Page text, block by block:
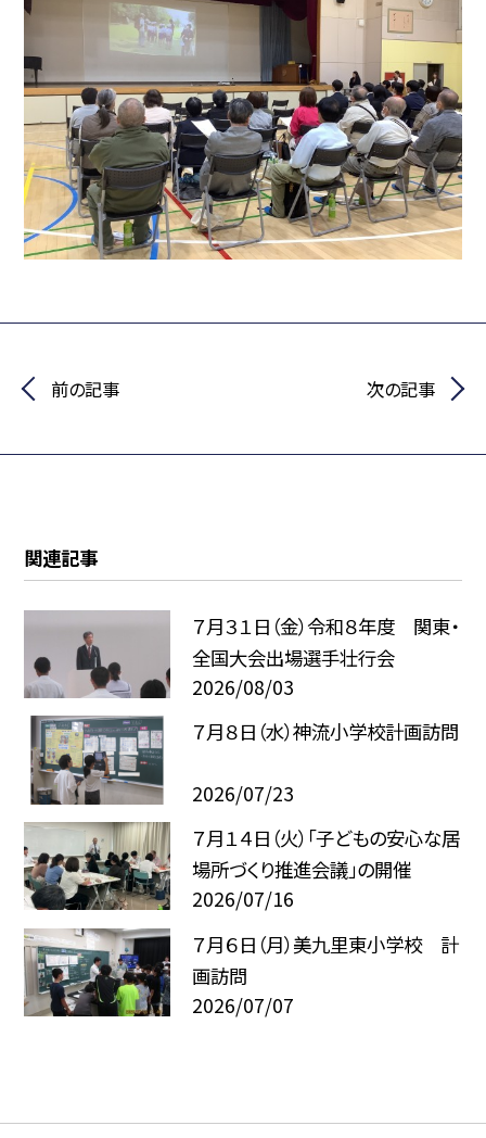
前の記事 次の記事
関連記事
７月３１日（金）令和８年度 関東・
全国大会出場選手壮行会
2026/08/03
７月８日（水）神流小学校計画訪問
2026/07/23
７月１４日（火）「子どもの安心な居
場所づくり推進会議」の開催
2026/07/16
７月６日（月）美九里東小学校 計
画訪問
2026/07/07